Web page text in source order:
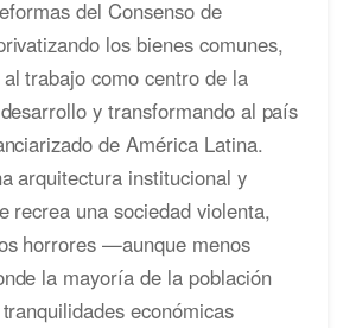
del Consenso de
los bienes comunes,
trabajo como centro de la
y transformando al país
de América Latina.
arquitectura institucional y
recrea una sociedad violenta,
horrores —aunque menos
la mayoría de la población
económicas